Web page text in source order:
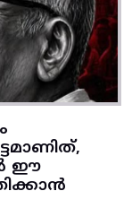
ഈ